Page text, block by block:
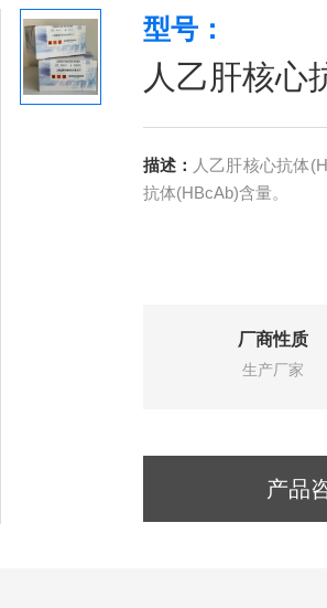
型号：
人乙肝核心
描述： 人乙肝核心抗体
抗体(HBcAb)含量。
厂商性质
生产厂家
产品